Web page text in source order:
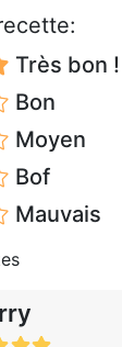
Très bon !
Bon
Moyen
Bof
Mauvais